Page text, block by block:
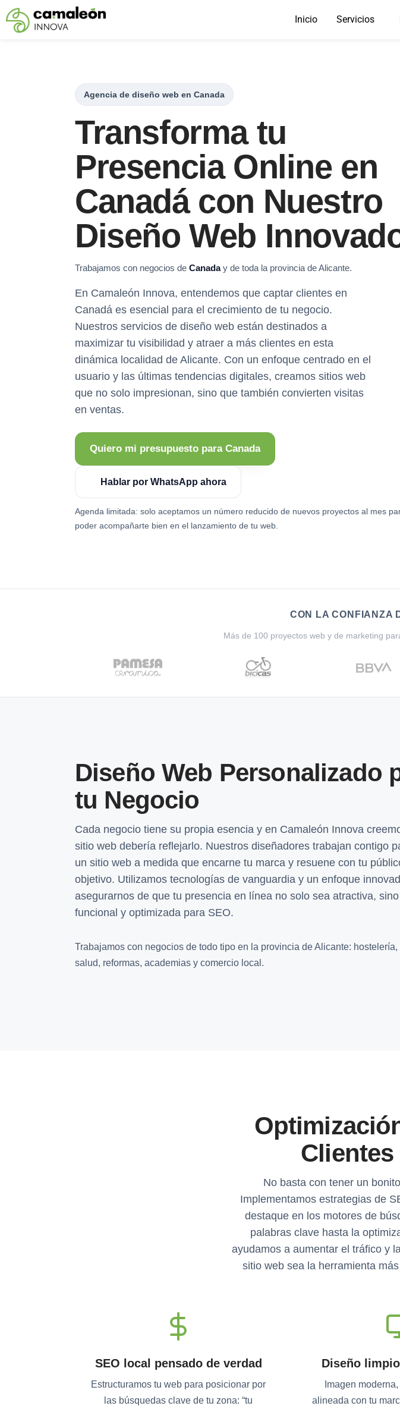
Saltar
Inicio Servicios
Agencia de diseño web en Canada
Transforma tu
Presencia Online en
Canadá con Nuestro
Diseño Web
Trabajamos con negocios de Canaday de toda la provincia de Alicante.
En Camaleón Innova, entendemos que captar clientes en
Canadá es esencial para el crecimiento de tu negocio.
Nuestros servicios de diseño web están destinados a
maximizar tu visibilidad y atraer a más clientes en esta
dinámica localidad de Alicante. Con un enfoque centrado en el
usuario y las últimas tendencias digitales, creamos sitios web
que no solo impresionan, sino que también convierten visitas
en ventas.
Quiero mi presupuesto para Canada
Hablar por WhatsApp ahora
Agenda limitada: solo aceptamos un número reducido de nuevos proyectos al mes
poder acompañarte bien en el lanzamiento de tu web.
CON LA CONFIANZA
Más de 100 proyectos web y de marketing
Diseño Web Personalizado
tu Negocio
Cada negocio tiene su propia esencia y en Camaleón Innova
sitio web debería reflejarlo. Nuestros diseñadores trabajan contigo
un sitio web a medida que encarne tu marca y resuene con tu
objetivo. Utilizamos tecnologías de vanguardia y un enfoque
asegurarnos de que tu presencia en línea no solo sea atractiva,
funcional y optimizada para SEO.
Trabajamos con negocios de todo tipo en la provincia de Alicante: hostelería,
salud, reformas, academias y comercio local.
No basta con tener un
Implementamos estrategias de
destaque en los motores de
palabras clave hasta la
ayudamos a aumentar el tráfico y
sitio web sea la herramienta
SEO local pensado de verdad
Estructuramos tu web para posicionar por
las búsquedas clave de tu zona: “tu
Diseño
Imagen
alineada con tu